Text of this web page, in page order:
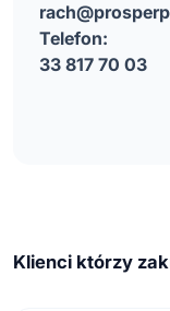
Telefon:
33 817 70 03
Klienci którzy